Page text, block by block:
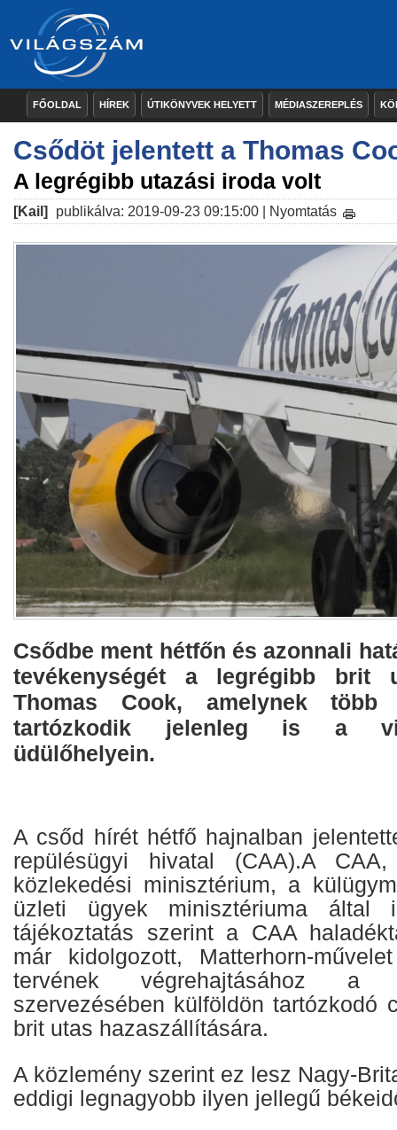
FŐOLDAL HÍREK ÚTIKÖNYVEK HELYETT MÉDIASZEREPLÉS
Csődöt jelentett a Thomas
A legrégibb utazási iroda volt
[Kail] publikálva: 2019-09-23 09:15:00 | Nyomtatás
Csődbe ment hétfőn és azonnali
tevékenységét a legrégibb brit
Thomas Cook, amelynek több
tartózkodik jelenleg is a
üdülőhelyein.
A csőd hírét hétfő hajnalban
repülésügyi hivatal (CAA).A
közlekedési minisztérium, a
üzleti ügyek minisztériuma által
tájékoztatás szerint a CAA
már kidolgozott, Matterhorn-
tervének végrehajtásához a
szervezésében külföldön tartózkodó
brit utas hazaszállítására.
A közlemény szerint ez lesz Nagy-
eddigi legnagyobb ilyen jellegű